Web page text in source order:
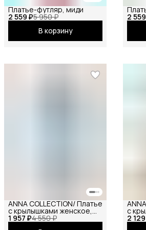
2 559 ₽5 950 ₽
Платье-футляр, миди
В корзину
2
1 957 ₽4 550 ₽
ANNA COLLECTION/ Платье
с крылышками женское,
платье вечернее, 2
с